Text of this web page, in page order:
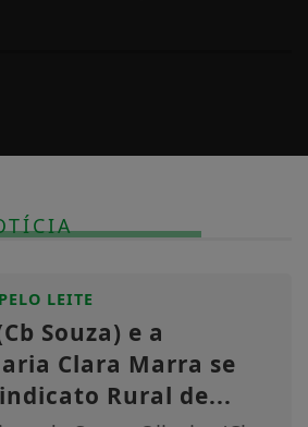
LEITE
Souza) e a
Clara Marra se
Rural de...